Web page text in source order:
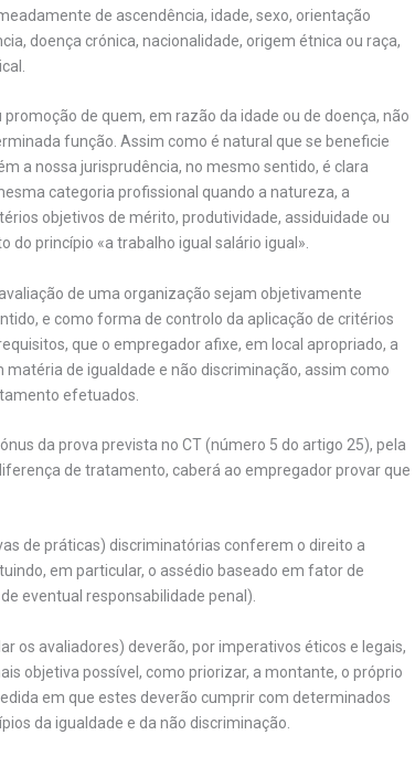
de ascendência, idade, sexo, orientação
doença crónica, nacionalidade, origem étnica ou raça,
de quem, em razão da idade ou de doença, não
função. Assim como é natural que se beneficie
a nossa jurisprudência, no mesmo sentido, é clara
categoria profissional quando a natureza, a
objetivos de mérito, produtividade, assiduidade ou
do princípio «a trabalho igual salário igual».
de uma organização sejam objetivamente
e como forma de controlo da aplicação de critérios
que o empregador afixe, em local apropriado, a
de igualdade e não discriminação, assim como
efetuados.
da prova prevista no CT (número 5 do artigo 25), pela
de tratamento, caberá ao empregador provar que
de práticas) discriminatórias conferem o direito a
em particular, o assédio baseado em fator de
eventual responsabilidade penal).
os avaliadores) deverão, por imperativos éticos e legais,
objetiva possível, como priorizar, a montante, o próprio
em que estes deverão cumprir com determinados
da igualdade e da não discriminação.